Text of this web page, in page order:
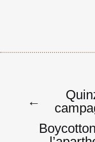
de
l’article
←